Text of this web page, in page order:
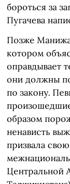
бороться за
Пугачева
Позже
котором
оправдывает
они должны
по закону.
образом
ненависть
призвала
Центральной